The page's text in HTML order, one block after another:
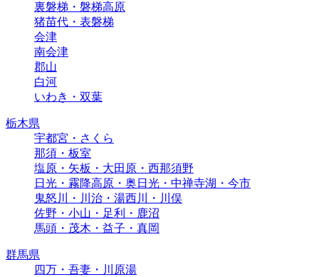
裏磐梯・磐梯高原
猪苗代・表磐梯
会津
南会津
郡山
白河
いわき・双葉
栃木県
宇都宮・さくら
那須・板室
塩原・矢板・大田原・西那須野
日光・霧降高原・奥日光・中禅寺湖・今市
鬼怒川・川治・湯西川・川俣
佐野・小山・足利・鹿沼
馬頭・茂木・益子・真岡
群馬県
四万・吾妻・川原湯